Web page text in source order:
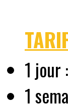
1
1